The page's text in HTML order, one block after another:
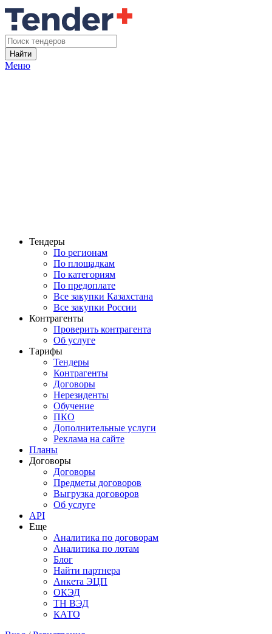
Найти
Меню
Тендеры
По регионам
По площадкам
По категориям
По предоплате
Все закупки Казахстана
Все закупки России
Контрагенты
Проверить контрагента
Об услуге
Тарифы
Тендеры
Контрагенты
Договоры
Нерезиденты
Обучение
ПКО
Дополнительные услуги
Реклама на сайте
Планы
Договоры
Договоры
Предметы договоров
Выгрузка договоров
Об услуге
API
Еще
Аналитика по договорам
Аналитика по лотам
Блог
Найти партнера
Анкета ЭЦП
ОКЭД
ТН ВЭД
КАТО